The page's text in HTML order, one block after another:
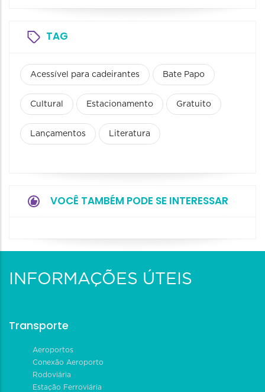
TAG
Acessível para cadeirantes Bate Papo
Cultural Estacionamento Gratuito
Lançamentos Literatura
VOCÊ TAMBÉM PODE SE INTERESSAR
INFORMAÇÕES ÚTEIS
Transporte
Aeroportos
Conexão Aeroporto
Rodoviária
Estação Ferroviária